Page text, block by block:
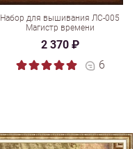
Набор для вышивания ЛС-005
Магистр времени
2 370 ₽
6